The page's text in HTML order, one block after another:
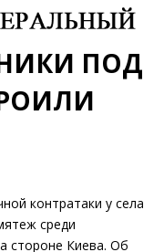
ПОД
контратаки у села
среди
стороне Киева. Об